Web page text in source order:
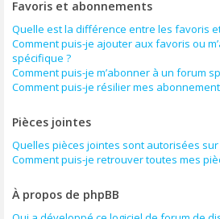
Favoris et abonnements
Quelle est la différence entre les favoris
Comment puis-je ajouter aux favoris ou
spécifique ?
Comment puis-je m’abonner à un forum
Comment puis-je résilier mes
Pièces jointes
Quelles pièces jointes sont autorisées sur
Comment puis-je retrouver toutes mes
À propos de phpBB